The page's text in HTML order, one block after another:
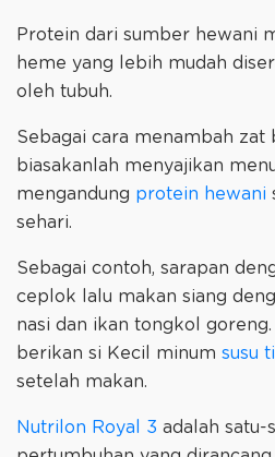
Protein dari sumber hewani
heme yang lebih mudah
oleh tubuh.
Sebagai cara menambah zat
biasakanlah menyajikan
mengandung protein hewani
sehari.
Sebagai contoh, sarapan
ceplok lalu makan siang
nasi dan ikan tongkol goreng.
berikan si Kecil minum susu
setelah makan.
Nutrilon Royal 3 adalah satu-